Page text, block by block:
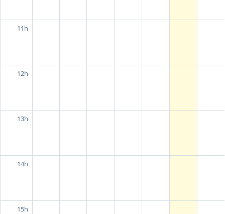
11h
12h
13h
14h
15h